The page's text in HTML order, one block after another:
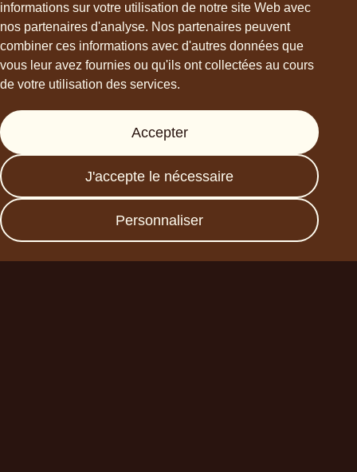
informations sur votre utilisation de notre site Web avec
nos partenaires d'analyse. Nos partenaires peuvent
combiner ces informations avec d'autres données que
vous leur avez fournies ou qu'ils ont collectées au cours
de votre utilisation des services.
Accepter
J'accepte le nécessaire
Personnaliser
hello@choviva.com
Presse
FAQs
Data protection
Imprint